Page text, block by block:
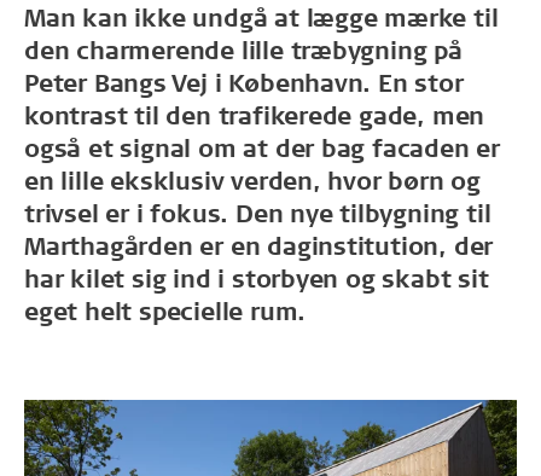
Man kan ikke undgå at lægge mærke til
den charmerende lille træbygning på
Peter Bangs Vej i København. En stor
kontrast til den trafikerede gade, men
også et signal om at der bag facaden er
en lille eksklusiv verden, hvor børn og
trivsel er i fokus. Den nye tilbygning til
Marthagården er en daginstitution, der
har kilet sig ind i storbyen og skabt sit
eget helt specielle rum.